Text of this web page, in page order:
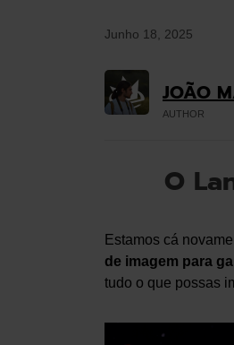
Junho 18, 2025
JOÃO
AUTHOR
O
Estamos cá
de imagem para
tudo o que possas